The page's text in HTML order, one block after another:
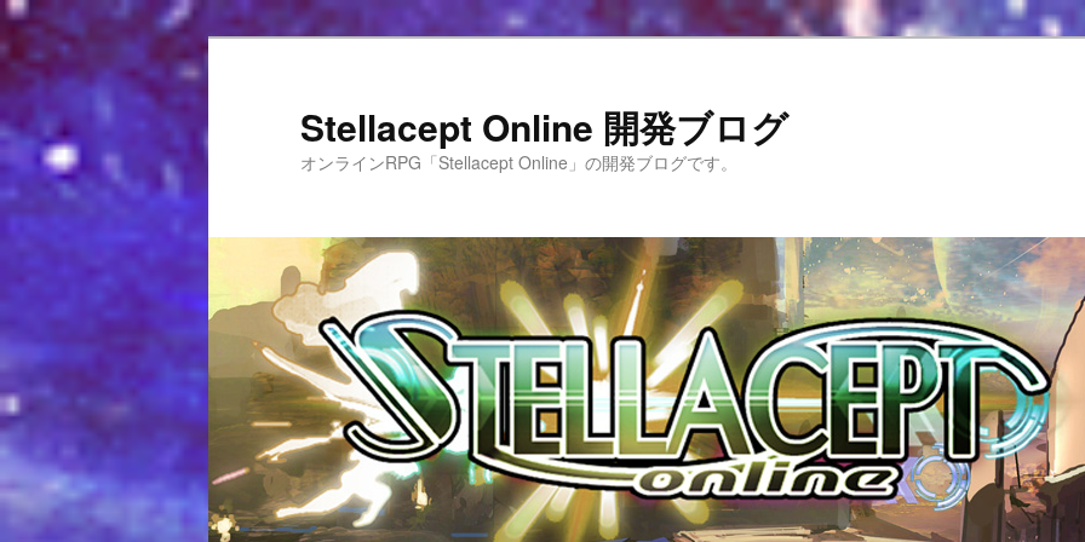
Stellacept Online 開発ブログ
オンラインRPG「Stellacept Online」の開発ブログです。